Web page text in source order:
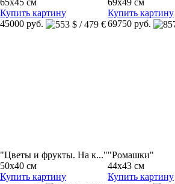
65x45 см
Купить картину
45000 руб.
69x49 см
Купить картину
69750 руб.
"Цветы и фрукты. На к..."
50x40 см
Купить картину
"Ромашки"
44x43 см
Купить картину